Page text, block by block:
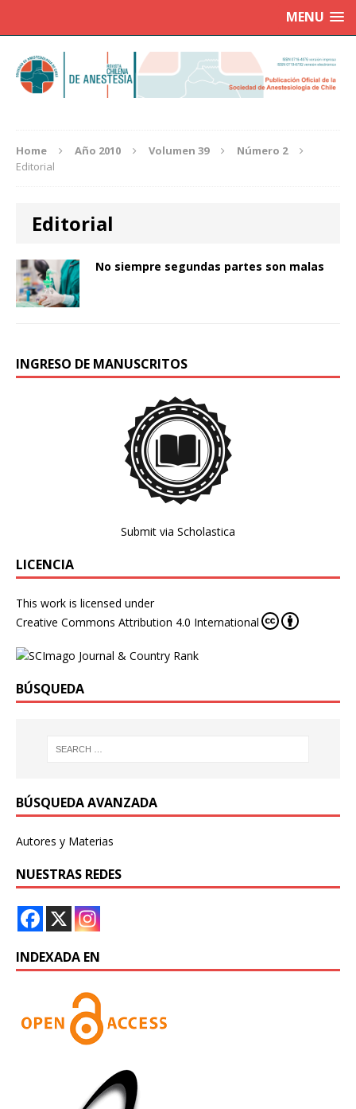
MENU
Home Año 2010 Volumen 39
Número 2
Editorial
Editorial
No siempre segundas partes son malas
INGRESO DE MANUSCRITOS
Submit via Scholastica
LICENCIA
This work is licensed under
Creative Commons Attribution 4.0 International
BÚSQUEDA
BÚSQUEDA AVANZADA
Autores y Materias
NUESTRAS REDES
INDEXADA EN